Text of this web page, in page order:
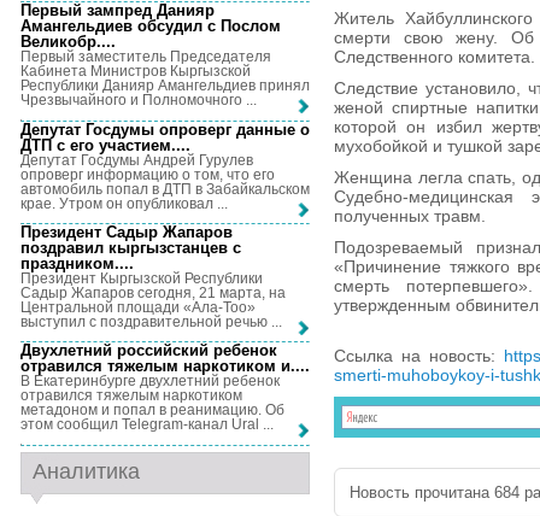
Житель
смерти свою жену. Об
Следственного комитета.
Следствие установило,
женой спиртные
которой он избил
мухобойкой и тушкой
Женщина легла спать,
Судебно-
полученных травм.
Подозреваемый
«Причинение тяжкого
смерть
утвержденным
Ссылка на новость:
smerti-muhoboykoy-i-
Новость прочитана 684
Первый зампред Данияр
Амангельдиев обсудил с Послом
Великобр....
Первый заместитель Председателя
Кабинета Министров Кыргызской
Республики Данияр Амангельдиев принял
Чрезвычайного и Полномочного ...
Депутат Госдумы опроверг данные о
ДТП с его участием....
Депутат Госдумы Андрей Гурулев
опроверг информацию о том, что его
автомобиль попал в ДТП в Забайкальском
крае. Утром он опубликовал ...
Президент Садыр Жапаров
поздравил кыргызстанцев с
праздником....
Президент Кыргызской Республики
Садыр Жапаров сегодня, 21 марта, на
Центральной площади «Ала-Тоо»
выступил с поздравительной речью ...
Двухлетний российский ребенок
отравился тяжелым наркотиком и....
В Екатеринбурге двухлетний ребенок
отравился тяжелым наркотиком
метадоном и попал в реанимацию. Об
этом сообщил Telegram-канал Ural ...
Аналитика